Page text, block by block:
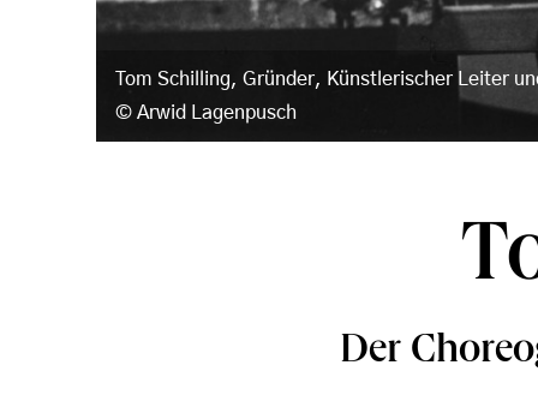
Tom Schilling, Gründer, Künstlerischer Leiter
Arwid Lagenpusch
Der